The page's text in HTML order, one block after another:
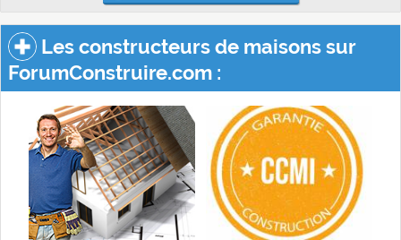
Les constructeurs de maisons sur
ForumConstruire.com :